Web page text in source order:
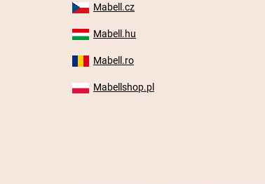
Mabell.cz
Mabell.hu
Mabell.ro
Mabellshop.pl